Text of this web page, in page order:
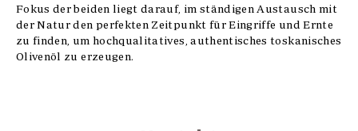
Fokus der beiden liegt darauf, im ständigen Austausch mit
der Natur den perfekten Zeitpunkt für Eingriffe und Ernte
zu finden, um hochqualitatives, authentisches toskanisches
Olivenöl zu erzeugen.